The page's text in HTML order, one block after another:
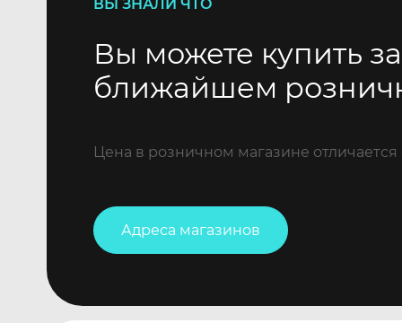
ВЫ ЗНАЛИ ЧТО
Вы можете купить
ближайшем
Цена в розничном магазине
Адреса магазинов